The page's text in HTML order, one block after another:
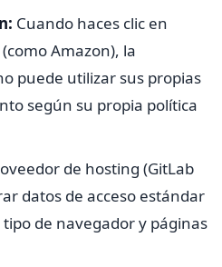
Cuando haces clic en
Amazon), la
puede utilizar sus propias
según su propia política
de hosting (GitLab
datos de acceso estándar
tipo de navegador y páginas